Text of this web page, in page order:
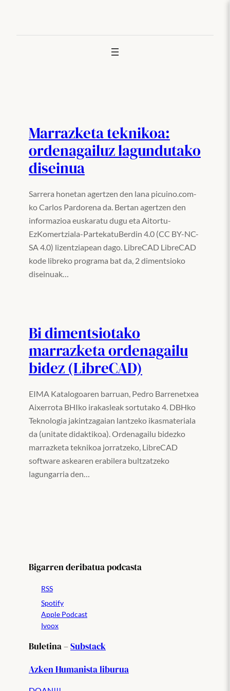
Marrazketa teknikoa:
ordenagailuz lagundutako
diseinua
Sarrera honetan agertzen den lana picuino.com-
ko Carlos Pardorena da. Bertan agertzen den
informazioa euskaratu dugu eta Aitortu-
EzKomertziala-PartekatuBerdin 4.0 (CC BY-NC-
SA 4.0) lizentziapean dago. LibreCAD LibreCAD
kode libreko programa bat da, 2 dimentsioko
diseinuak…
Bi dimentsiotako
marrazketa ordenagailu
bidez (LibreCAD)
EIMA Katalogoaren barruan, Pedro Barrenetxea
Aixerrota BHIko irakasleak sortutako 4. DBHko
Teknologia jakintzagaian lantzeko ikasmateriala
da (unitate didaktikoa). Ordenagailu bidezko
marrazketa teknikoa jorratzeko, LibreCAD
software askearen erabilera bultzatzeko
lagungarria den…
Bigarren deribatua podcasta
RSS
Spotify
Apple Podcast
Ivoox
Buletina –Substack
Azken Humanista liburua